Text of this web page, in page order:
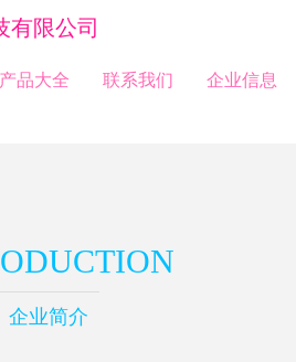
有限公司
产品大全 联系我们 企业信息
企业简介